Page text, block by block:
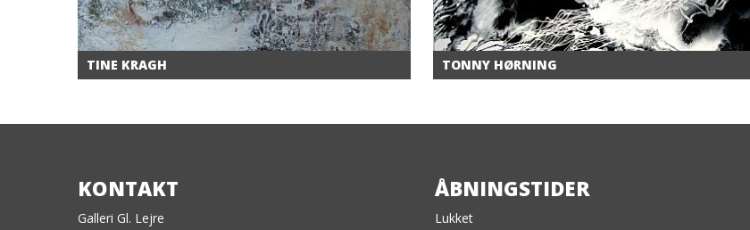
TINE KRAGH TONNY HØRNING
KONTAKT
Galleri Gl. Lejre
ÅBNINGSTIDER
Lukket